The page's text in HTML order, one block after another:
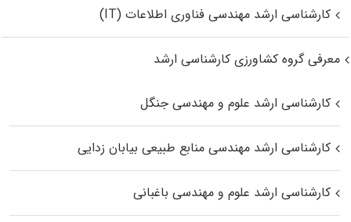
کارشناسی ارشد مهندسی فناوری اطلاعات (IT)
معرفی گروه کشاورزی کارشناسی ارشد
کارشناسی ارشد علوم و مهندسی جنگل
کارشناسی ارشد مهندسی منابع طبیعی بیابان زدایی
کارشناسی ارشد علوم و مهندسی باغبانی